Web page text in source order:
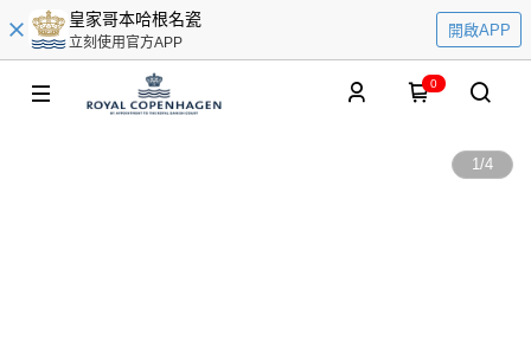
皇家哥本哈根名瓷
立刻使用官方APP
開啟APP
0
1/4